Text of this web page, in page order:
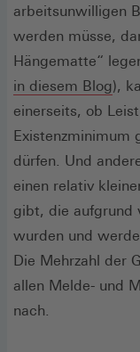
arbeitsunwilligen
werden müsse,
Hängematte“
in diesem Blog
in
),
einerseits, ob
Existenzminimum
dürfen. Und
einen relativ
gibt, die aufgrund
wurden und
Die Mehrzahl der
allen Melde- und
nach.